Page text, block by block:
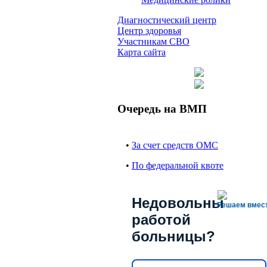
Диагностический центр
Центр здоровья
Участникам СВО
Карта сайта
Очередь на ВМП
• За счет средств ОМС
• По федеральной квоте
Решаем
Недовольны
работой
больницы?